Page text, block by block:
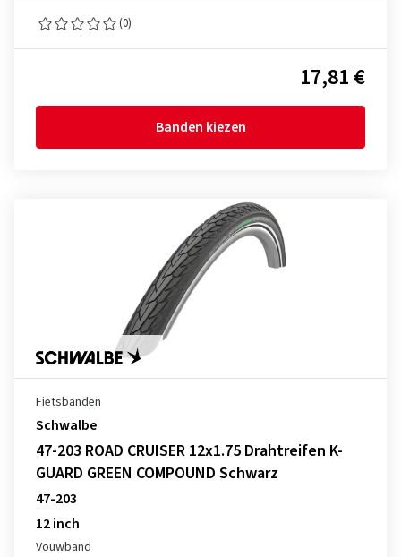
(0)
17,81 €
Banden kiezen
Fietsbanden
Schwalbe
47-203 ROAD CRUISER 12x1.75 Drahtreifen K-
GUARD GREEN COMPOUND Schwarz
47-203
12 inch
Vouwband